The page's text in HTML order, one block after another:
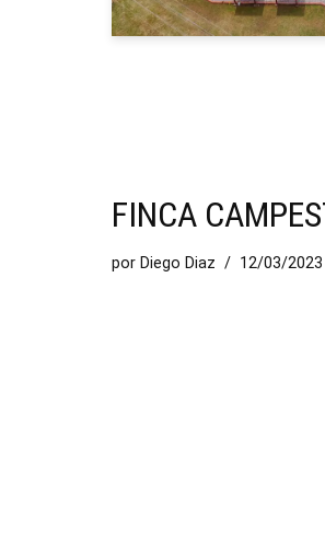
FINCA
por Diego Diaz 12/03/2023